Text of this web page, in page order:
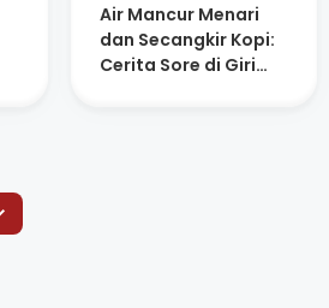
Air Mancur Menari
dan Secangkir Kopi:
Cerita Sore di Giri